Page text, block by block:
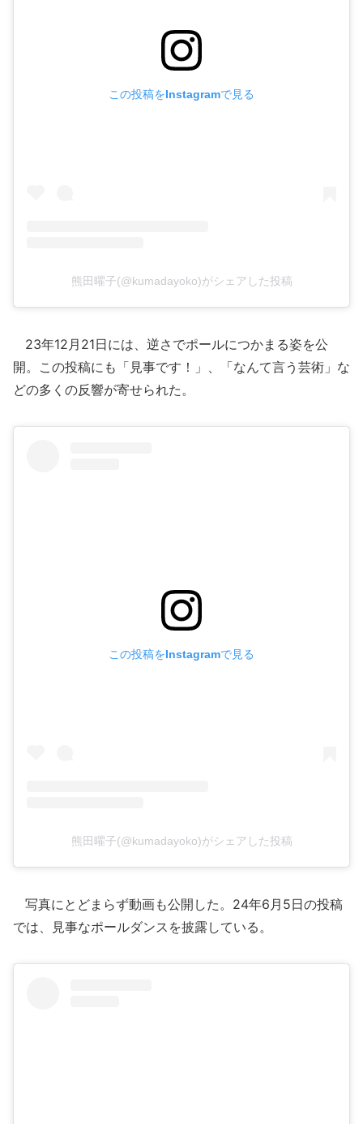
この投稿をInstagramで見る
熊田曜子(@kumadayoko)がシェアした投稿
23年12月21日には、逆さでポールにつかまる姿を公
開。この投稿にも「見事です！」、「なんて言う芸術」な
どの多くの反響が寄せられた。
この投稿をInstagramで見る
熊田曜子(@kumadayoko)がシェアした投稿
写真にとどまらず動画も公開した。24年6月5日の投稿
では、見事なポールダンスを披露している。